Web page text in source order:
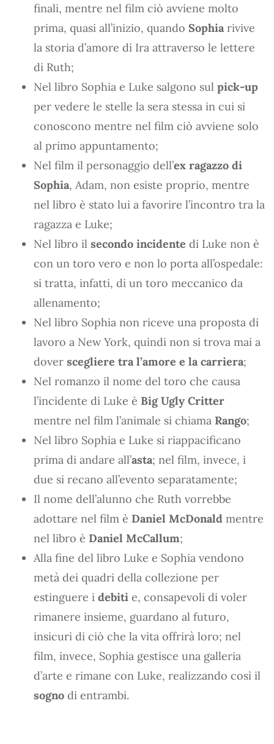
finali, mentre nel film ciò avviene molto
prima, quasi all’inizio, quando Sophia rivive
la storia d’amore di Ira attraverso le lettere
di Ruth;
Nel libro Sophia e Luke salgono sul pick-up
per vedere le stelle la sera stessa in cui si
conoscono mentre nel film ciò avviene solo
al primo appuntamento;
Nel film il personaggio dell’ex ragazzo di
Sophia, Adam, non esiste proprio, mentre
nel libro è stato lui a favorire l’incontro tra la
ragazza e Luke;
Nel libro il secondo incidente di Luke non è
con un toro vero e non lo porta all’ospedale:
si tratta, infatti, di un toro meccanico da
allenamento;
Nel libro Sophia non riceve una proposta di
lavoro a New York, quindi non si trova mai a
dover scegliere tra l’amore e la carriera;
Nel romanzo il nome del toro che causa
l’incidente di Luke è Big Ugly Critter
mentre nel film l’animale si chiama Rango;
Nel libro Sophia e Luke si riappacificano
prima di andare all’asta; nel film, invece, i
due si recano all’evento separatamente;
Il nome dell’alunno che Ruth vorrebbe
adottare nel film è Daniel McDonald mentre
nel libro è Daniel McCallum;
Alla fine del libro Luke e Sophia vendono
metà dei quadri della collezione per
estinguere i debiti e, consapevoli di voler
rimanere insieme, guardano al futuro,
insicuri di ciò che la vita offrirà loro; nel
film, invece, Sophia gestisce una galleria
d’arte e rimane con Luke, realizzando così il
sogno di entrambi.